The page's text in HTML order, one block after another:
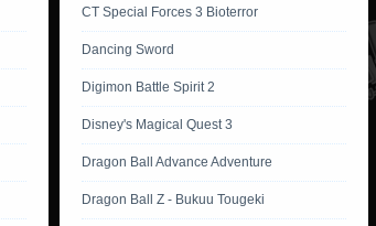
CT Special Forces 3 Bioterror
Dancing Sword
Digimon Battle Spirit 2
Disney's Magical Quest 3
Dragon Ball Advance Adventure
Dragon Ball Z - Bukuu Tougeki